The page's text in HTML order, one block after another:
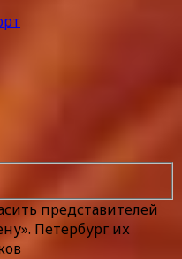
представителей
Петербург их